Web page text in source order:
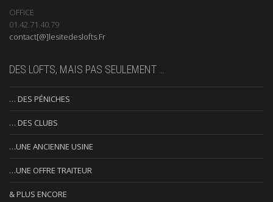
OFFICE
01.42.71.40.79
contact[@]lesitedeslofts.Fr
DES LOFTS, MAIS PAS SEULEMENT …
… DES PÉNICHES
… DES CLUBS
…UNE ANCIENNE USINE
…UNE OFFRE TRAITEUR
& PLUS ENCORE